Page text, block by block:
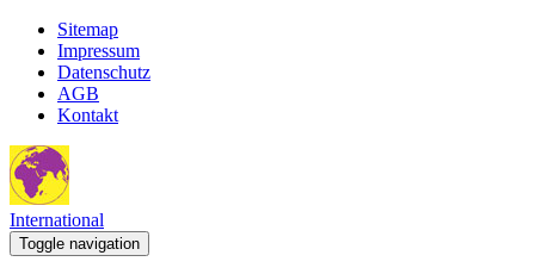
Sitemap
Impressum
Datenschutz
AGB
Kontakt
International
Toggle navigation